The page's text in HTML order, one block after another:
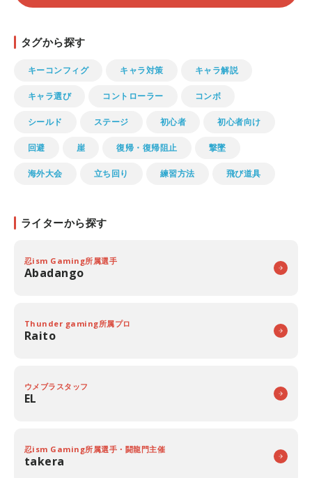
タグから探す
キーコンフィグ キャラ対策 キャラ解説
キャラ選び コントローラー コンボ
シールド ステージ 初心者 初心者向け
回避 崖 復帰・復帰阻止 撃墜
海外大会 立ち回り 練習方法 飛び道具
ライターから探す
忍ism Gaming所属選手
Abadango
Thunder gaming所属プロ
Raito
ウメブラスタッフ
EL
忍ism Gaming所属選手・闘龍門主催
takera